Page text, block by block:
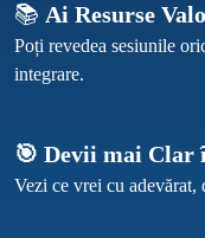
📚 Ai Resurse
Poți revedea sesiunile
🎯 Devii mai Clar